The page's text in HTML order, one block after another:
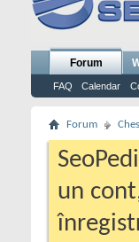
Forum
FAQ Calendar
Forum
un